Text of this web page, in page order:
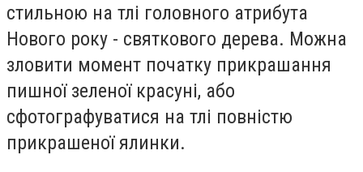
стильною на тлі головного атрибута
Нового року - святкового дерева. Можна
зловити момент початку прикрашання
пишної зеленої красуні, або
сфотографуватися на тлі повністю
прикрашеної ялинки.